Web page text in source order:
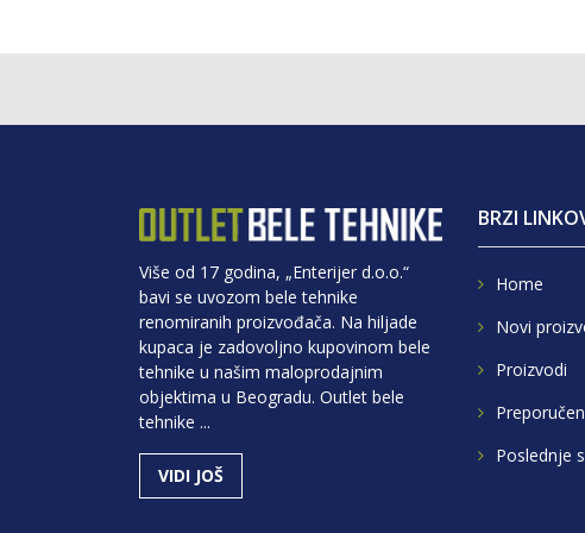
Više od 17 godina, „Enterijer d.o.o.“
bavi se uvozom bele tehnike
renomiranih proizvođača. Na hiljade
kupaca je zadovoljno kupovinom bele
tehnike u našim maloprodajnim
objektima u Beogradu. Outlet bele
tehnike ...
VIDI JOŠ
BRZI
Home
Novi
Proizvodi
Poslednje